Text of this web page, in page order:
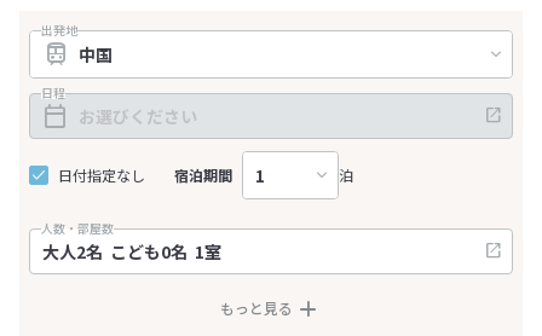
出発地
日程
日付指定なし 宿泊期間 泊
人数・部屋数
もっと見る